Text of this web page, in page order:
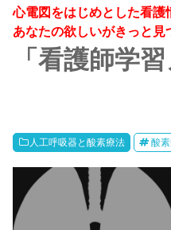
心電図をはじめとした看護
あなたの欲しいがきっと見
「看護師学
人工呼吸器と酸素療法 酸